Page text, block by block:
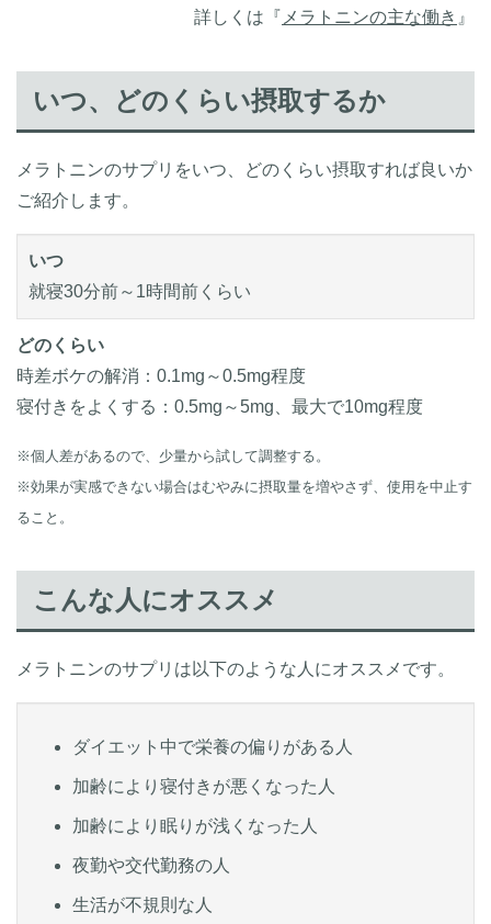
詳しくは『 メラトニンの主な働き 』
いつ、どのくらい摂取するか
メラトニンのサプリをいつ、どのくらい摂取すれば良いか
ご紹介します。
いつ
就寝30分前～1時間前くらい
どのくらい
時差ボケの解消：0.1mg～0.5mg程度
寝付きをよくする：0.5mg～5mg、最大で10mg程度
※個人差があるので、少量から試して調整する。
※効果が実感できない場合はむやみに摂取量を増やさず、使用を中止す
ること。
こんな人にオススメ
メラトニンのサプリは以下のような人にオススメです。
ダイエット中で栄養の偏りがある人
加齢により寝付きが悪くなった人
加齢により眠りが浅くなった人
夜勤や交代勤務の人
生活が不規則な人